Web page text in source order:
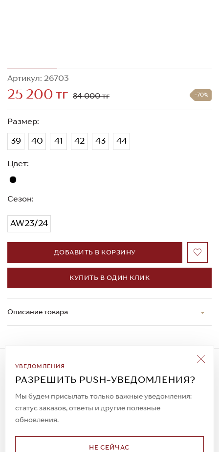
Артикул: 26703
25 200 тг 84 000 тг -70%
Размер:
39 40 41 42 43 44
Цвет:
Сезон:
AW23/24
ДОБАВИТЬ В КОРЗИНУ
КУПИТЬ В ОДИН КЛИК
Описание товара
УВЕДОМЛЕНИЯ
РАЗРЕШИТЬ PUSH-УВЕДОМЛЕНИЯ?
Мы будем присылать только важные уведомления:
статус заказов, ответы и другие полезные
обновления.
НЕ СЕЙЧАС
Подписаться на рассылку
Всегда будьте в курсе новых акций и
спецпредложений!
© 2023. AIT Shoes
Все права защищены